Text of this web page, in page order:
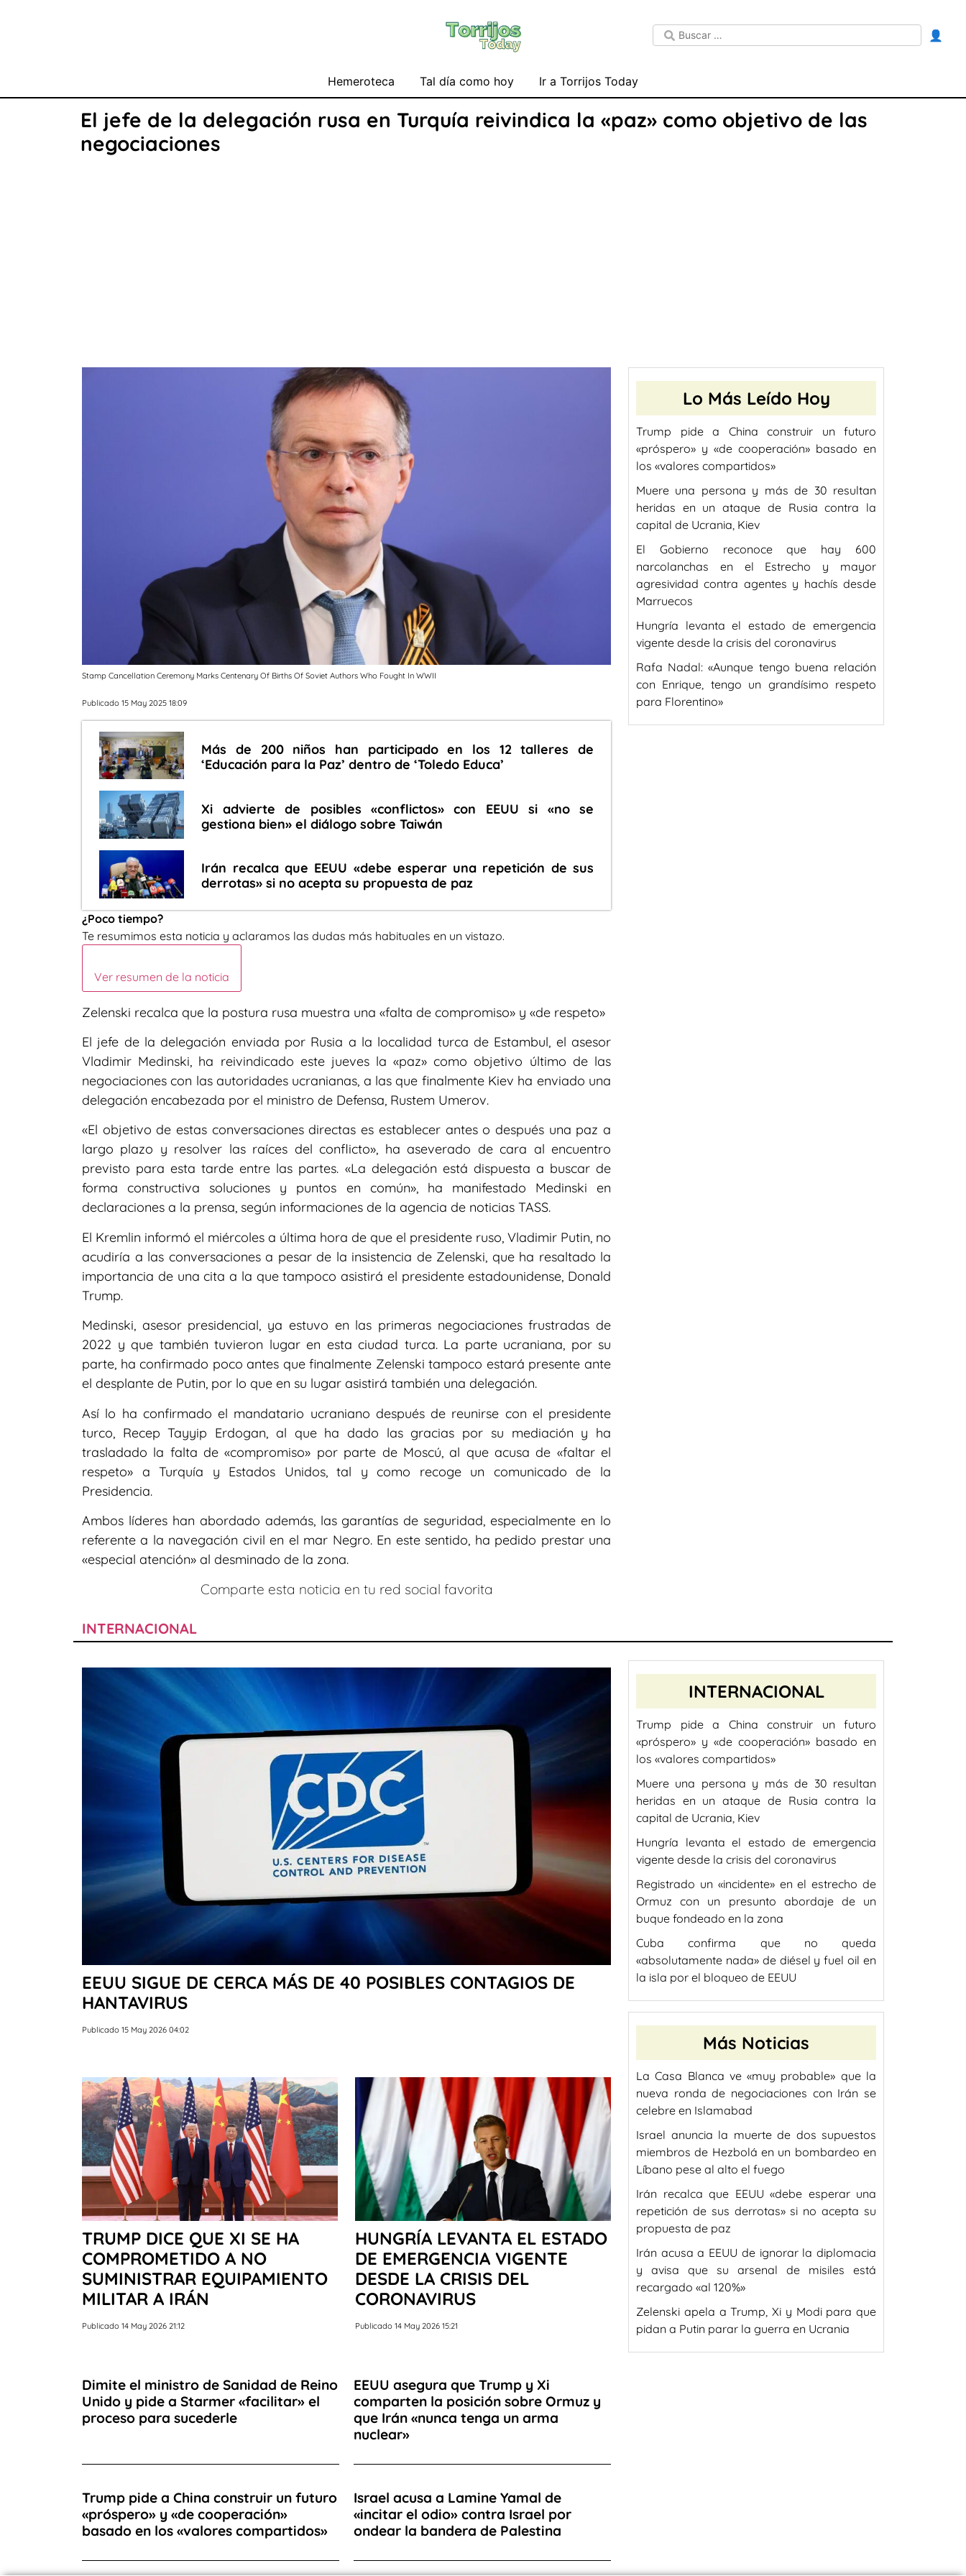
👤
Hemeroteca Tal día como hoy Ir a Torrijos Today
El jefe de la delegación rusa en Turquía reivindica la «paz» como objetivo de las
negociaciones
Stamp Cancellation Ceremony Marks Centenary Of Births Of Soviet Authors Who Fought In WWII
Publicado 15 May 2025 18:09
Más de 200 niños han participado en los 12 talleres de
‘Educación para la Paz’ dentro de ‘Toledo Educa’
Xi advierte de posibles «conflictos» con EEUU si «no se
gestiona bien» el diálogo sobre Taiwán
Irán recalca que EEUU «debe esperar una repetición de sus
derrotas» si no acepta su propuesta de paz
¿Poco tiempo?
Te resumimos esta noticia y aclaramos las dudas más habituales en un vistazo.
Ver resumen de la noticia
Zelenski recalca que la postura rusa muestra una «falta de compromiso» y «de respeto»
El jefe de la delegación enviada por Rusia a la localidad turca de Estambul, el asesor
Vladimir Medinski, ha reivindicado este jueves la «paz» como objetivo último de las
negociaciones con las autoridades ucranianas, a las que finalmente Kiev ha enviado una
delegación encabezada por el ministro de Defensa, Rustem Umerov.
«El objetivo de estas conversaciones directas es establecer antes o después una paz a
largo plazo y resolver las raíces del conflicto», ha aseverado de cara al encuentro
previsto para esta tarde entre las partes. «La delegación está dispuesta a buscar de
forma constructiva soluciones y puntos en común», ha manifestado Medinski en
declaraciones a la prensa, según informaciones de la agencia de noticias TASS.
El Kremlin informó el miércoles a última hora de que el presidente ruso, Vladimir Putin, no
acudiría a las conversaciones a pesar de la insistencia de Zelenski, que ha resaltado la
importancia de una cita a la que tampoco asistirá el presidente estadounidense, Donald
Trump.
Medinski, asesor presidencial, ya estuvo en las primeras negociaciones frustradas de
2022 y que también tuvieron lugar en esta ciudad turca. La parte ucraniana, por su
parte, ha confirmado poco antes que finalmente Zelenski tampoco estará presente ante
el desplante de Putin, por lo que en su lugar asistirá también una delegación.
Así lo ha confirmado el mandatario ucraniano después de reunirse con el presidente
turco, Recep Tayyip Erdogan, al que ha dado las gracias por su mediación y ha
trasladado la falta de «compromiso» por parte de Moscú, al que acusa de «faltar el
respeto» a Turquía y Estados Unidos, tal y como recoge un comunicado de la
Presidencia.
Ambos líderes han abordado además, las garantías de seguridad, especialmente en lo
referente a la navegación civil en el mar Negro. En este sentido, ha pedido prestar una
«especial atención» al desminado de la zona.
Comparte esta noticia en tu red social favorita
Lo Más Leído Hoy
Trump pide a China construir un futuro
«próspero» y «de cooperación» basado en
los «valores compartidos»
Muere una persona y más de 30 resultan
heridas en un ataque de Rusia contra la
capital de Ucrania, Kiev
El Gobierno reconoce que hay 600
narcolanchas en el Estrecho y mayor
agresividad contra agentes y hachís desde
Marruecos
Hungría levanta el estado de emergencia
vigente desde la crisis del coronavirus
Rafa Nadal: «Aunque tengo buena relación
con Enrique, tengo un grandísimo respeto
para Florentino»
INTERNACIONAL
EEUU SIGUE DE CERCA MÁS DE 40 POSIBLES CONTAGIOS DE
HANTAVIRUS
Publicado 15 May 2026 04:02
TRUMP DICE QUE XI SE HA
COMPROMETIDO A NO
SUMINISTRAR EQUIPAMIENTO
MILITAR A IRÁN
Publicado 14 May 2026 21:12
HUNGRÍA LEVANTA EL ESTADO
DE EMERGENCIA VIGENTE
DESDE LA CRISIS DEL
CORONAVIRUS
Publicado 14 May 2026 15:21
Dimite el ministro de Sanidad de Reino
Unido y pide a Starmer «facilitar» el
proceso para sucederle
EEUU asegura que Trump y Xi
comparten la posición sobre Ormuz y
que Irán «nunca tenga un arma
nuclear»
Trump pide a China construir un futuro
«próspero» y «de cooperación»
basado en los «valores compartidos»
Israel acusa a Lamine Yamal de
«incitar el odio» contra Israel por
ondear la bandera de Palestina
INTERNACIONAL
Trump pide a China construir un futuro
«próspero» y «de cooperación» basado en
los «valores compartidos»
Muere una persona y más de 30 resultan
heridas en un ataque de Rusia contra la
capital de Ucrania, Kiev
Hungría levanta el estado de emergencia
vigente desde la crisis del coronavirus
Registrado un «incidente» en el estrecho de
Ormuz con un presunto abordaje de un
buque fondeado en la zona
Cuba confirma que no queda
«absolutamente nada» de diésel y fuel oil en
la isla por el bloqueo de EEUU
Más Noticias
La Casa Blanca ve «muy probable» que la
nueva ronda de negociaciones con Irán se
celebre en Islamabad
Israel anuncia la muerte de dos supuestos
miembros de Hezbolá en un bombardeo en
Líbano pese al alto el fuego
Irán recalca que EEUU «debe esperar una
repetición de sus derrotas» si no acepta su
propuesta de paz
Irán acusa a EEUU de ignorar la diplomacia
y avisa que su arsenal de misiles está
recargado «al 120%»
Zelenski apela a Trump, Xi y Modi para que
pidan a Putin parar la guerra en Ucrania